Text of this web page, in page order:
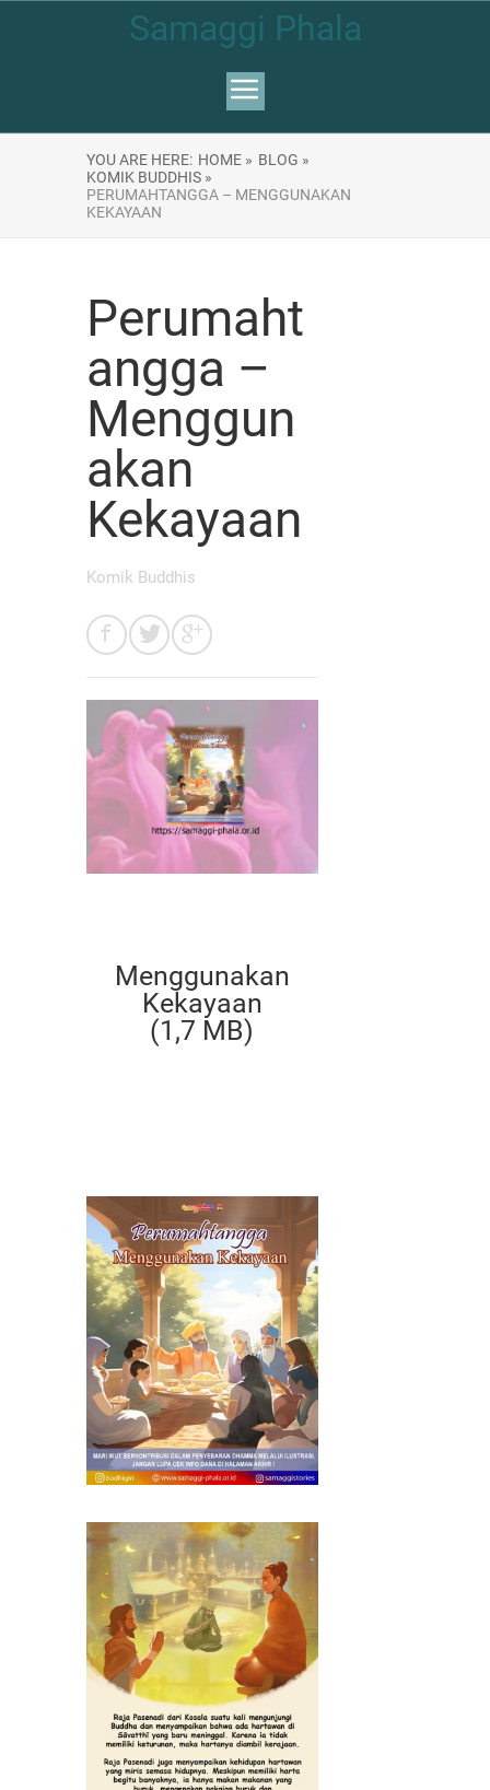
Samaggi Phala
YOU ARE HERE: HOME » BLOG »
KOMIK BUDDHIS »
PERUMAHTANGGA – MENGGUNAKAN
KEKAYAAN
Perumaht
angga –
Menggun
akan
Kekayaan
Komik Buddhis
Menggunakan
Kekayaan
(1,7 MB)